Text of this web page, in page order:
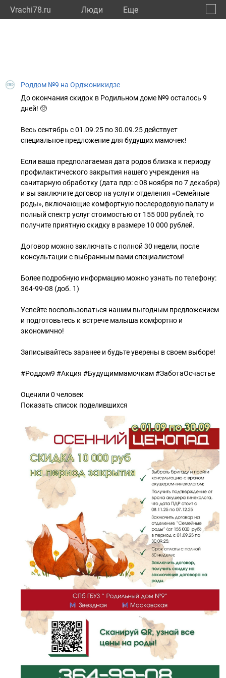
Vrachi78.ru Люди Eще
Роддом №9 на Орджоникидзе
До окончания скидок в Родильном доме №9 осталось 9
дней! 🥺
Весь сентябрь с 01.09.25 по 30.09.25 действует
специальное предложение для будущих мамочек!
Если ваша предполагаемая дата родов близка к периоду
профилактического закрытия нашего учреждения на
санитарную обработку (дата пдр: с 08 ноября по 7 декабря)
и вы заключите договор на услуги отделения «Семейные
роды», включающие комфортную послеродовую палату и
полный спектр услуг стоимостью от 155 000 рублей, то
получите приятную скидку в размере 10 000 рублей.
Договор можно заключать с полной 30 недели, после
консультации с выбранным вами специалистом!
Более подробную информацию можно узнать по телефону:
364-99-08 (доб. 1)
Успейте воспользоваться нашим выгодным предложением
и подготовьтесь к встрече малыша комфортно и
экономично!
Записывайтесь заранее и будьте уверены в своем выборе!
#Роддом9 #Акция #Будущиммамочкам #ЗаботаОсчастье
Оценили 0 человек
Показать список поделившихся